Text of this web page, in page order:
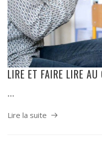
LIRE ET FAIRE LIRE AU
…
Lire la suite